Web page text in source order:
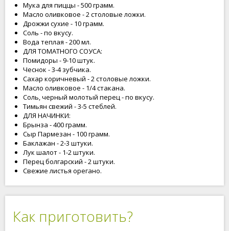
Мука для пиццы - 500 грамм.
Масло оливковое - 2 столовые ложки.
Дрожжи сухие - 10 грамм.
Соль - по вкусу.
Вода теплая - 200 мл.
ДЛЯ ТОМАТНОГО СОУСА:
Помидоры - 9-10 штук.
Чеснок - 3-4 зубчика.
Сахар коричневый - 2 столовые ложки.
Масло оливковое - 1/4 стакана.
Соль, черный молотый перец - по вкусу.
Тимьян свежий - 3-5 стеблей.
ДЛЯ НАЧИНКИ:
Брынза - 400 грамм.
Сыр Пармезан - 100 грамм.
Баклажан - 2-3 штуки.
Лук шалот - 1-2 штуки.
Перец болгарский - 2 штуки.
Свежие листья орегано.
Как приготовить?